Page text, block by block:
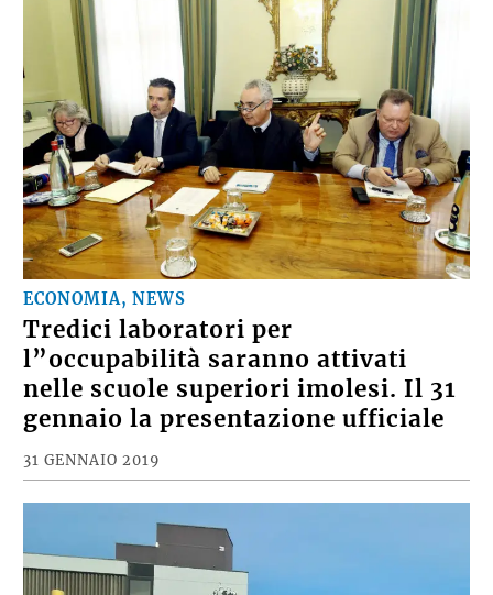
ECONOMIA, NEWS
Tredici laboratori per
l”occupabilità saranno attivati
nelle scuole superiori imolesi. Il 31
gennaio la presentazione ufficiale
31 GENNAIO 2019